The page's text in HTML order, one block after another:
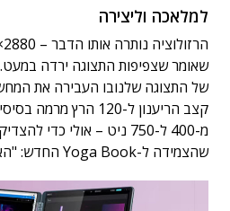
למלאכה וליצירה
שאומר שצפיפות התצוגה ירדה
של התצוגה שלנובו העבירה את
קצב הריענון ל-120
מ-400 ל-750 ניט – אולי כדי
שהצמידה ל-Yoga Book החדש: "האולפן הנייד שלכם ליצירה".